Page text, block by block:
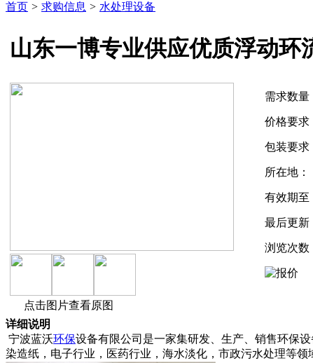
首页 > 求购信息 > 水处理设备
山东一博专业供应优质浮动环
点击图片查看原图
需求数量
价格要求
包装要求
所在地：
有效期至
最后更新
浏览次数
详细说明
宁波蓝沃环保设备有限公司是一家集研发、生产、销售环保
染造纸，电子行业，医药行业，海水淡化，市政污水处理等